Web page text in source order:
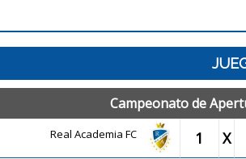
Campeonato de
Real Academia FC 1 X